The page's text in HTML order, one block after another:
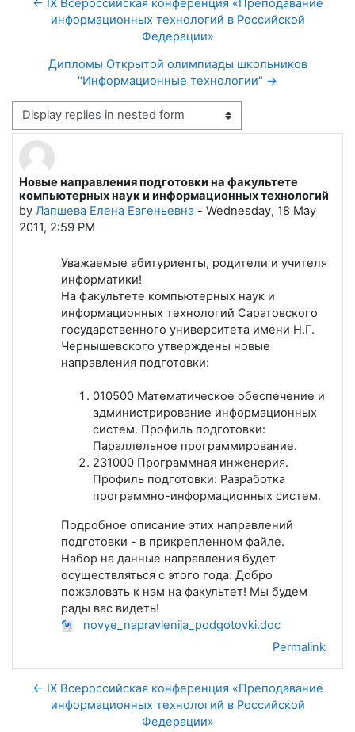
← IX Всероссийская конференция «Преподавание
информационных технологий в Российской
Федерации»
Дипломы Открытой олимпиады школьников
"Информационные технологии" →
Display mode
Новые направления подготовки на факультете
компьютерных наук и информационных технологий
by Лапшева Елена Евгеньевна - Wednesday, 18 May
2011, 2:59 PM
Number of replies: 0
Уважаемые абитуриенты, родители и учителя
информатики!
На факультете компьютерных наук и
информационных технологий Саратовского
государственного университета имени Н.Г.
Чернышевского утверждены новые
направления подготовки:
010500 Математическое обеспечение и
администрирование информационных
систем. Профиль подготовки:
Параллельное программирование.
231000 Программная инженерия.
Профиль подготовки: Разработка
программно-информационных систем.
Подробное описание этих направлений
подготовки - в прикрепленном файле.
Набор на данные направления будет
осуществляться с этого года. Добро
пожаловать к нам на факультет! Мы будем
рады вас видеть!
novye_napravlenija_podgotovki.doc
Permalink
← IX Всероссийская конференция «Преподавание
информационных технологий в Российской
Федерации»